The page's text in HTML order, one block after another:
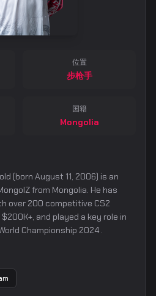
位置
步枪手
国籍
Mongolia
(born August 11, 2006) is an
from Mongolia. He has
over 200 competitive CS2
and played a key role in
Championship 2024 .